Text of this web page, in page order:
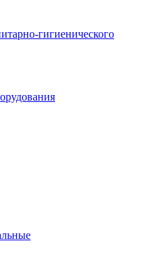
гигиенического